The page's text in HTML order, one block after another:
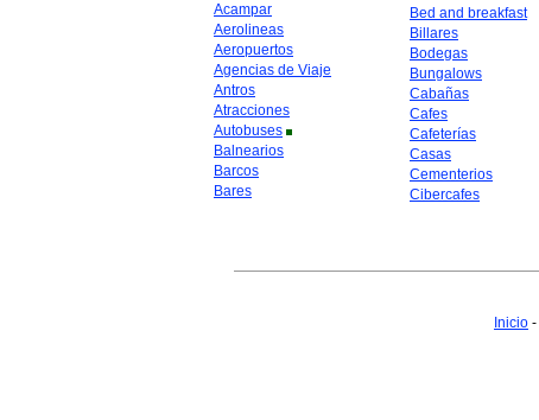
Acampar
Aerolineas
Aeropuertos
Agencias de Viaje
Antros
Atracciones
Autobuses
Balnearios
Barcos
Bares
Bed and breakfast
Billares
Bodegas
Bungalows
Cabañas
Cafes
Cafeterías
Casas
Cementerios
Cibercafes
Inicio -